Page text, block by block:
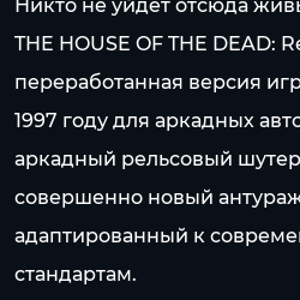
Никто не уйдёт отсюда
THE HOUSE OF THE DEAD:
переработанная версия
1997 году для аркадных
аркадный рельсовый
совершенно новый
адаптированный к
стандартам.